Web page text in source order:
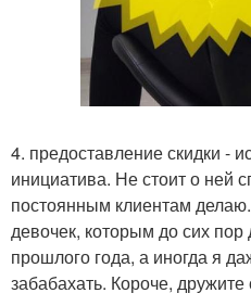
4. предоставление скидки -
инициатива. Не стоит о ней
постоянным клиентам
девочек, которым до сих
прошлого года, а иногда я
забабахать. Короче,